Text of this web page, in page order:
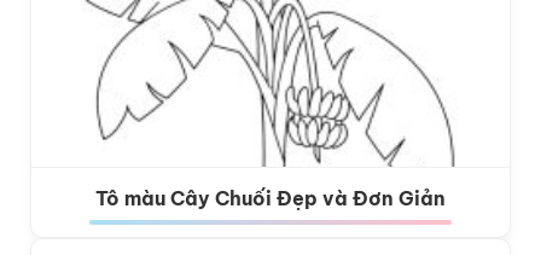
Tô màu Cây Chuối Đẹp và Đơn Giản